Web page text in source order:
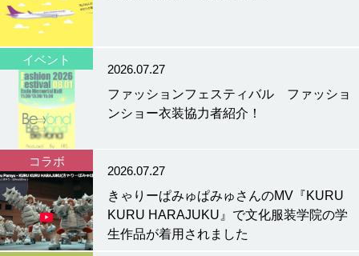
イベント
2026.07.27
ファッションフェスティバル ファッショ
ンショー衣装協力者紹介！
コラボ
2026.07.27
きゃりーぱみゅぱみゅさんのMV『KURU
KURU HARAJUKU』で文化服装学院の学
生作品が着用されました